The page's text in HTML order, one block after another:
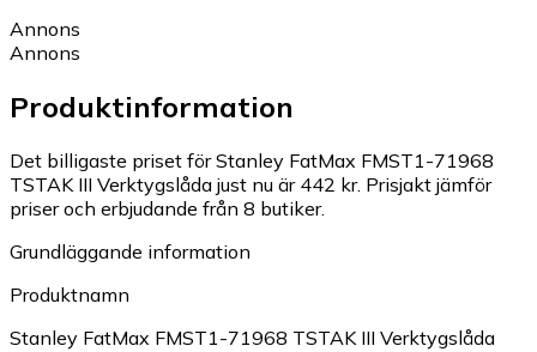
Annons
Annons
Produktinformation
Det billigaste priset för Stanley FatMax FMST1-71968
TSTAK III Verktygslåda just nu är 442 kr. Prisjakt jämför
priser och erbjudande från 8 butiker.
Grundläggande information
Produktnamn
Stanley FatMax FMST1-71968 TSTAK III Verktygslåda